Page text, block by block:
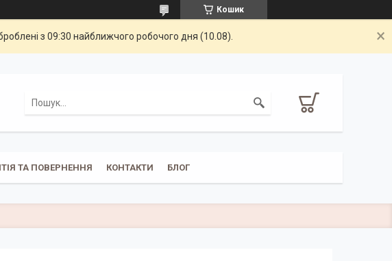
Кошик
з 09:30 найближчого робочого дня (10.08).
ТА ПОВЕРНЕННЯ КОНТАКТИ БЛОГ